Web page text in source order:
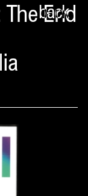
back
)
End